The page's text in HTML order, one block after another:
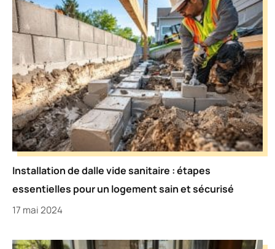
Installation de dalle vide sanitaire : étapes
essentielles pour un logement sain et sécurisé
17 mai 2024